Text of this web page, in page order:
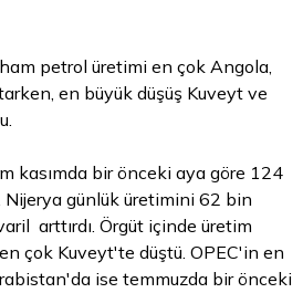
petrol üretimi en çok Angola,
en büyük düşüş Kuveyt ve
kasımda bir önceki aya göre 124
günlük üretimini 62 bin
arttırdı. Örgüt içinde üretim
çok Kuveyt'te düştü. OPEC'in en
ise temmuzda bir önceki